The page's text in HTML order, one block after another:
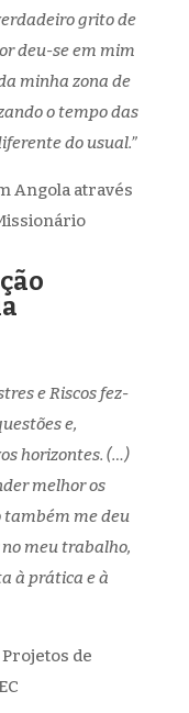
grito de
deu-se em mim
minha zona de
o tempo das
do usual.”
Angola através
e Riscos fez-
e,
horizontes. (…)
melhor os
também me deu
meu trabalho,
à prática e à
Projetos de